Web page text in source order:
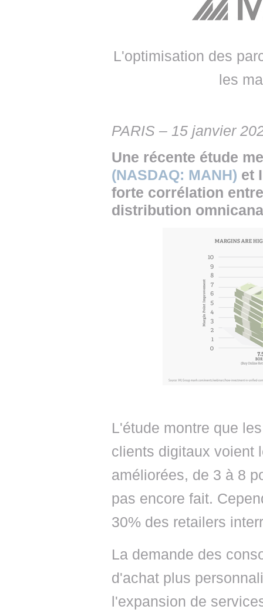
TOUTES LES INTERVIEWS
👉 PLANNING EDITORIAL
•
•
👉
L'optimisation des
les
PARIS – 15 janvier
Une récente étude
(NASDAQ: MANH) et
forte corrélation
distribution
L'étude montre que
clients digitaux voient
améliorées, de 3 à 8
pas encore fait.
30% des retailers
La demande des
d'achat plus
l'expansion de